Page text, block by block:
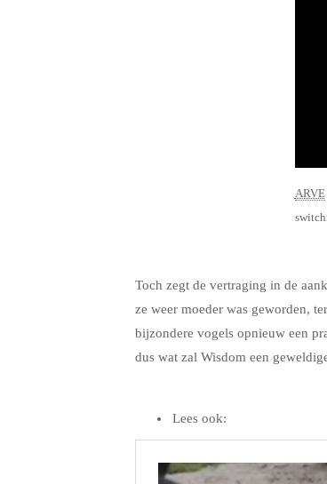
ARVE
Toch zegt de vertraging in de
ze weer moeder was geworden,
bijzondere vogels opnieuw een
dus wat zal Wisdom een
Lees ook: